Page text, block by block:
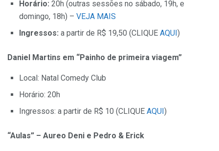
Horário: 20h (outras sessões no sábado, 19h, e
domingo, 18h) – VEJA MAIS
Ingressos: a partir de R$ 19,50 (CLIQUE AQUI)
Daniel Martins em “Painho de primeira viagem”
Local: Natal Comedy Club
Horário: 20h
Ingressos: a partir de R$ 10 (CLIQUE AQUI)
“Aulas” – Aureo Deni e Pedro & Erick